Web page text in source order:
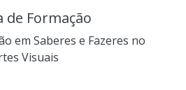
de Formação
em Saberes e Fazeres no
Visuais